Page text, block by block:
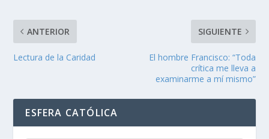
ANTERIOR
Lectura de la Caridad
SIGUIENTE
El hombre Francisco: “Toda
crítica me lleva a
examinarme a mí mismo”
ESFERA CATÓLICA